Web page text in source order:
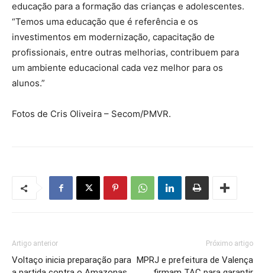
educação para a formação das crianças e adolescentes.
“Temos uma educação que é referência e os
investimentos em modernização, capacitação de
profissionais, entre outras melhorias, contribuem para
um ambiente educacional cada vez melhor para os
alunos.”
Fotos de Cris Oliveira – Secom/PMVR.
Artigo anterior
Voltaço inicia preparação para
Próximo artigo
MPRJ e prefeitura de Valença